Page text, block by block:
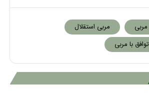
مربی
مربی استقلال
توافق با مربی